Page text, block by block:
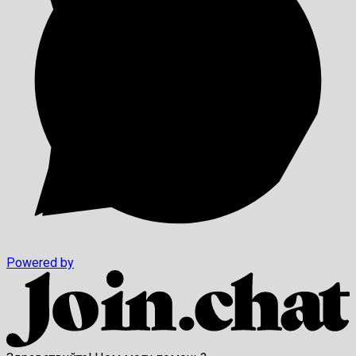
Powered by